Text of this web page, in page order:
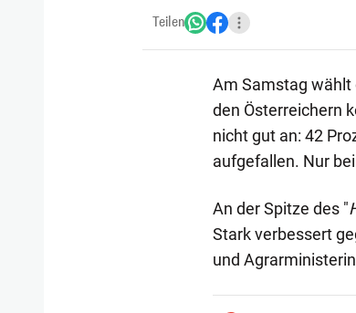
Teilen
Am Samstag wählt
den Österreichern
nicht gut an: 42
aufgefallen. Nur
An der Spitze des "
Stark verbessert
und